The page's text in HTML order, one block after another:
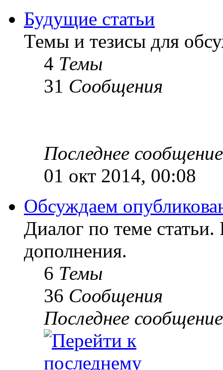
Будущие статьи
Темы и тезисы для
4 Темы
31 Сообщения
Последнее сообщение
01 окт 2014, 00:08
Обсуждаем
Диалог по теме
дополнения.
6 Темы
36 Сообщения
Последнее сообщение